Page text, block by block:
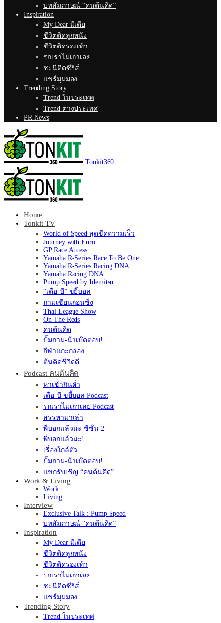
บทสัมภาษณ์ “คนต้นคิด”
Inspiration
My Dear มีเดีย
ชีวิตติดลูกหนัง
ชีวิตติดรองเท้า
รถเราไม่เก่าเลย
ชะนีติดซีรีส์
แชร์มุมมอง
Trending Story
Trend ในประเทศ
Trend ต่างประเทศ
PR News
Tonkit360
Home
Tonkit TV
World of Speed สุดขีดความเร็ว
Journey with Euro
GP Race Access
Yamaha R-Series Race To Be One
Yamaha R-Series Racing DNA
Yamaha Racing DNA
Pump Speed by Idemitsu
“เดื่อ-บี” ขยี้บอล
ถามเซียนก่อนซิ่ง
Thai League Show
On The Reds
คนต้นคิด
ปั๊มถาม-น้าเบ๊ดตอบ!
กีฬาแกะกล่อง
ต้นคิดชีวิตดี
Podcast คนต้นคิด
หาเช้ากินค่ำ
เดื่อ-บี ขยี้บอล Podcast
รถเราไม่เก่าเลย Podcast
สรรหามาเล่า
พี่บอกแล้วนะ ซีซั่น 2
พี่บอกแล้วนะ!
เรื่องใกล้ตัว
ปั๊มถาม-น้าเบ๊ดตอบ!
แขกรับเชิญ “คนต้นคิด”
Work & Living
Work
Living
Interview
Exclusive Talk : Pump Speed
บทสัมภาษณ์ “คนต้นคิด”
Inspiration
My Dear มีเดีย
ชีวิตติดลูกหนัง
ชีวิตติดรองเท้า
รถเราไม่เก่าเลย
ชะนีติดซีรีส์
แชร์มุมมอง
Trending Story
Trend ในประเทศ